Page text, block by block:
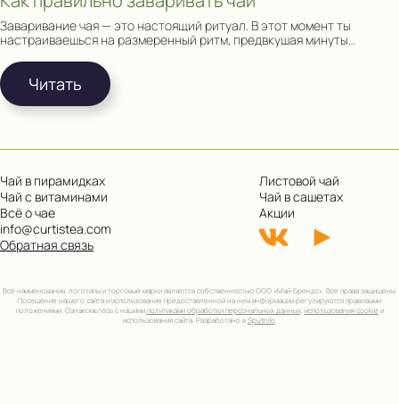
Заваривание чая — это настоящий ритуал. В этот момент ты
настраиваешься на размеренный ритм, предвкушая минуты
Читать
Чай в пирамидках
Листовой чай
Чай с витаминами
Чай в сашетах
Всё о чае
Акции
Обратная связь
info@curtistea.com
Все наименования, логотипы и торговые марки являются собственностью ООО «Май-Брендс». Все права защищены.
Посещение нашего сайта и использование предоставленной на нем информации регулируются правовыми
положениями. Ознакомьтесь с нашимиполитиками обработки персональных данных, использования cookieи
использования сайта. Разработано вSputniki